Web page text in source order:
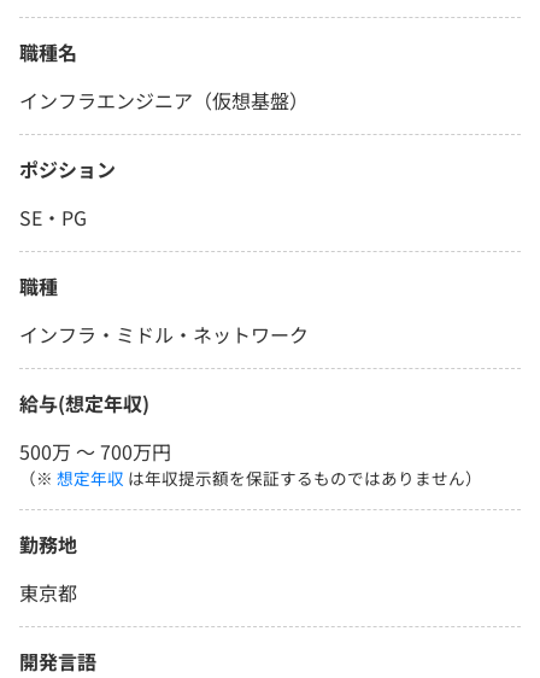
職種名
インフラエンジニア（仮想基盤）
ポジション
SE・PG
職種
インフラ・ミドル・ネットワーク
給与(想定年収)
500万 〜 700万円
（※ 想定年収 は年収提示額を保証するものではありません）
勤務地
東京都
開発言語